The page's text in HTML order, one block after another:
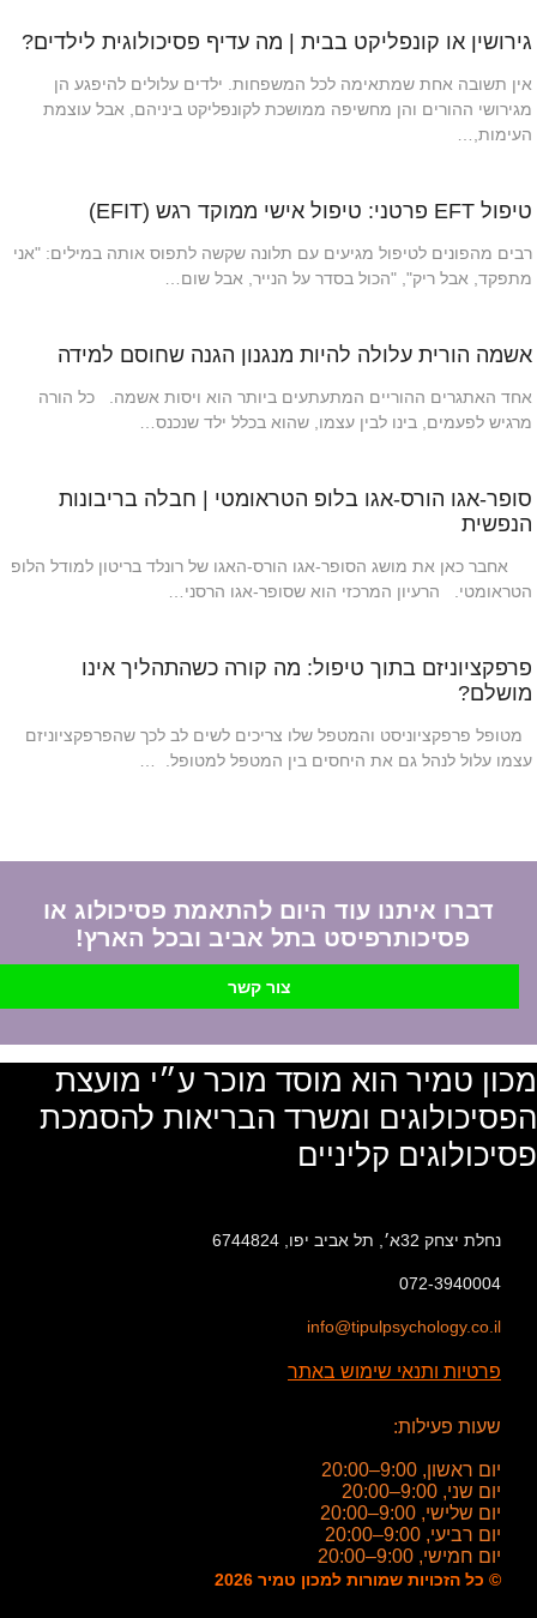
גירושין או קונפליקט בבית | מה עדיף פסיכולוגית לילדים?
אין תשובה אחת שמתאימה לכל המשפחות. ילדים עלולים להיפגע הן
מגירושי ההורים והן מחשיפה ממושכת לקונפליקט ביניהם, אבל עוצמת
העימות,…
טיפול EFT פרטני: טיפול אישי ממוקד רגש (EFIT)
רבים מהפונים לטיפול מגיעים עם תלונה שקשה לתפוס אותה במילים: "אני
מתפקד, אבל ריק", "הכול בסדר על הנייר, אבל שום…
אשמה הורית עלולה להיות מנגנון הגנה שחוסם למידה
אחד האתגרים ההוריים המתעתעים ביותר הוא ויסות אשמה. כל הורה
מרגיש לפעמים, בינו לבין עצמו, שהוא בכלל ילד שנכנס…
סופר-אגו הורס-אגו בלופ הטראומטי | חבלה בריבונות
הנפשית
אחבר כאן את מושג הסופר-אגו הורס-האגו של רונלד בריטון למודל הלופ
הטראומטי. הרעיון המרכזי הוא שסופר-אגו הרסני…
פרפקציוניזם בתוך טיפול: מה קורה כשהתהליך אינו
מושלם?
מטופל פרפקציוניסט והמטפל שלו צריכים לשים לב לכך שהפרפקציוניזם
עצמו עלול לנהל גם את היחסים בין המטפל למטופל. …
דברו איתנו עוד היום להתאמת פסיכולוג או
פסיכותרפיסט בתל אביב ובכל הארץ!
צור קשר
מכון טמיר הוא מוסד מוכר ע״י מועצת
הפסיכולוגים ומשרד הבריאות להסמכת
פסיכולוגים קליניים
נחלת יצחק 32א׳, תל אביב יפו, 6744824
072-3940004
info@tipulpsychology.co.il
פרטיות ותנאי שימוש באתר
שעות פעילות:
יום ראשון, 9:00–20:00
יום שני, 9:00–20:00
יום שלישי, 9:00–20:00
יום רביעי, 9:00–20:00
יום חמישי, 9:00–20:00
© כל הזכויות שמורות למכון טמיר 2026